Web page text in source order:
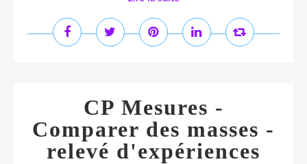
CP Mesures -
Comparer des masses -
relevé d'expériences